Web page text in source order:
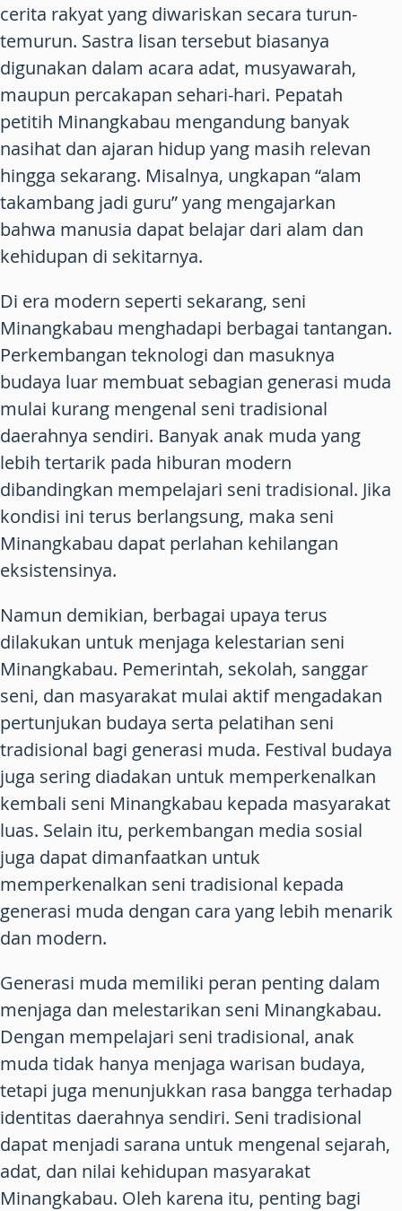
cerita rakyat yang diwariskan secara turun-
temurun. Sastra lisan tersebut biasanya
digunakan dalam acara adat, musyawarah,
maupun percakapan sehari-hari. Pepatah
petitih Minangkabau mengandung banyak
nasihat dan ajaran hidup yang masih relevan
hingga sekarang. Misalnya, ungkapan “alam
takambang jadi guru” yang mengajarkan
bahwa manusia dapat belajar dari alam dan
kehidupan di sekitarnya.
Di era modern seperti sekarang, seni
Minangkabau menghadapi berbagai tantangan.
Perkembangan teknologi dan masuknya
budaya luar membuat sebagian generasi muda
mulai kurang mengenal seni tradisional
daerahnya sendiri. Banyak anak muda yang
lebih tertarik pada hiburan modern
dibandingkan mempelajari seni tradisional. Jika
kondisi ini terus berlangsung, maka seni
Minangkabau dapat perlahan kehilangan
eksistensinya.
Namun demikian, berbagai upaya terus
dilakukan untuk menjaga kelestarian seni
Minangkabau. Pemerintah, sekolah, sanggar
seni, dan masyarakat mulai aktif mengadakan
pertunjukan budaya serta pelatihan seni
tradisional bagi generasi muda. Festival budaya
juga sering diadakan untuk memperkenalkan
kembali seni Minangkabau kepada masyarakat
luas. Selain itu, perkembangan media sosial
juga dapat dimanfaatkan untuk
memperkenalkan seni tradisional kepada
generasi muda dengan cara yang lebih menarik
dan modern.
Generasi muda memiliki peran penting dalam
menjaga dan melestarikan seni Minangkabau.
Dengan mempelajari seni tradisional, anak
muda tidak hanya menjaga warisan budaya,
tetapi juga menunjukkan rasa bangga terhadap
identitas daerahnya sendiri. Seni tradisional
dapat menjadi sarana untuk mengenal sejarah,
adat, dan nilai kehidupan masyarakat
Minangkabau. Oleh karena itu, penting bagi